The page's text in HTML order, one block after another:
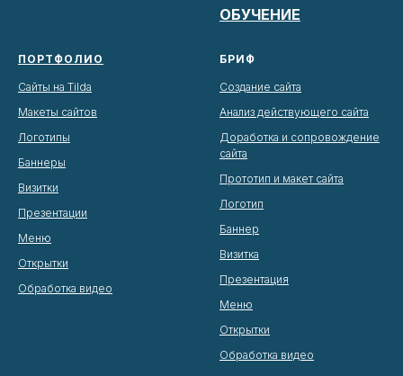
ОБУЧЕНИЕ
ПОРТФОЛИО
Сайты на Tilda
Макеты сайтов
Логотипы
Баннеры
Визитки
Презентации
Меню
Открытки
Обработка видео
БРИФ
Создание сайта
Анализ действующего сайта
Доработка и сопровождение
сайта
Прототип и макет сайта
Логотип
Баннер
Визитка
Презентация
Меню
Открытки
Обработка видео